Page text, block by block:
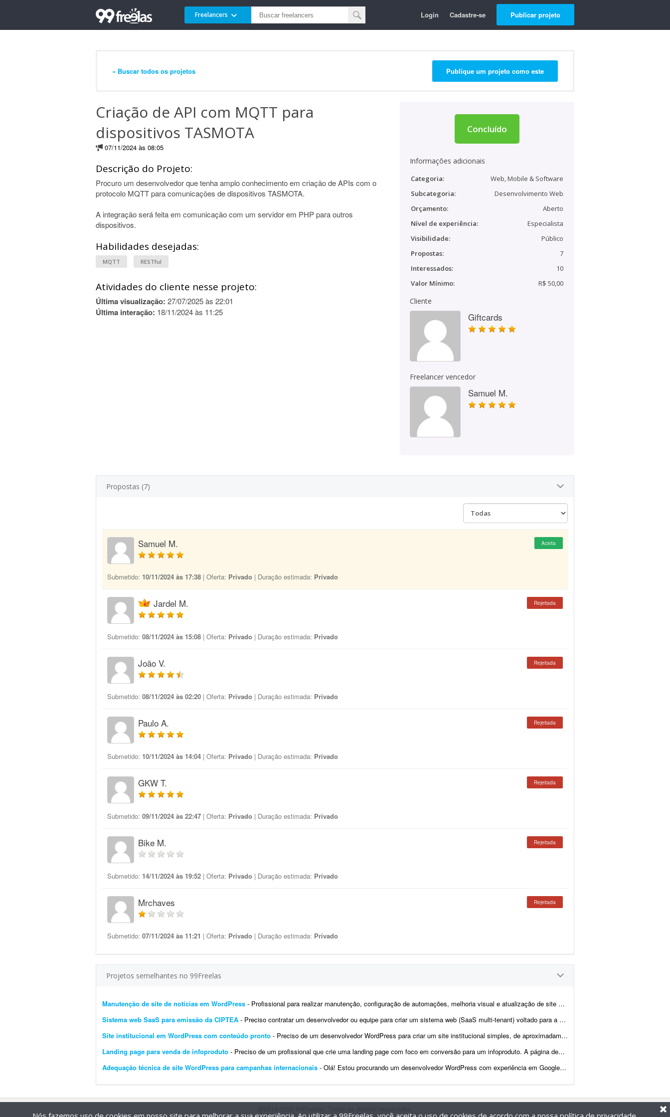
Freelancers Login Cadastre-se Publicar projeto
« Buscar todos os projetos Publique um projeto como este
Criação de API com MQTT para
dispositivos TASMOTA
07/11/2024 às 08:05
Descrição do Projeto:
Procuro um desenvolvedor que tenha amplo conhecimento em criação de APIs com o
protocolo MQTT para comunicações de dispositivos TASMOTA.
A integração será feita em comunicação com um servidor em PHP para outros
dispositivos.
Habilidades desejadas:
MQTT RESTful
Atividades do cliente nesse projeto:
Última visualização: 27/07/2025 às 22:01
Última interação: 18/11/2024 às 11:25
Concluído
Informações adicionais
Categoria:
Web, Mobile & Software
Subcategoria:
Desenvolvimento Web
Orçamento:
Aberto
Nível de experiência:
Especialista
Visibilidade:
Público
Propostas:
7
Interessados:
10
Valor Mínimo:
R$ 50,00
Cliente
Giftcards
Freelancer vencedor
Samuel M.
Propostas (7)
Samuel M. Aceita
Submetido: 10/11/2024 às 17:38 | Oferta: Privado | Duração estimada: Privado
Jardel M. Rejeitada
Submetido: 08/11/2024 às 15:08 | Oferta: Privado | Duração estimada: Privado
João V. Rejeitada
Submetido: 08/11/2024 às 02:20 | Oferta: Privado | Duração estimada: Privado
Paulo A. Rejeitada
Submetido: 10/11/2024 às 14:04 | Oferta: Privado | Duração estimada: Privado
GKW T. Rejeitada
Submetido: 09/11/2024 às 22:47 | Oferta: Privado | Duração estimada: Privado
Bike M. Rejeitada
Submetido: 14/11/2024 às 19:52 | Oferta: Privado | Duração estimada: Privado
Mrchaves Rejeitada
Submetido: 07/11/2024 às 11:21 | Oferta: Privado | Duração estimada: Privado
Projetos semelhantes no 99Freelas
Manutenção de site de notícias em WordPress - Profissional para realizar manutenção, configuração de automações, melhoria visual e atualização de site de notícias em WordPress. At...
Sistema web SaaS para emissão da CIPTEA - Preciso contratar um desenvolvedor ou equipe para criar um sistema web (SaaS multi-tenant) voltado para a emissão digital da CIPTEA (Carteira de Identificação da Pessoa com Tra...
Site institucional em WordPress com conteúdo pronto - Preciso de um desenvolvedor WordPress para criar um site institucional simples, de aproximadamente 5 páginas (Home). - O projeto é cultural (Cuidadores da Memória - Encontro R...
Landing page para venda de infoproduto - Preciso de um profissional que crie uma landing page com foco em conversão para um infoproduto. A página deve ter conteúdo e layout focados em vendas, com elementos que incent...
Adequação técnica de site WordPress para campanhas internacionais - Olá! Estou procurando um desenvolvedor WordPress com experiência em Google Tag Manager, Google Analytics 4 e Google Consent Mode v2 para realizar adequações técni...